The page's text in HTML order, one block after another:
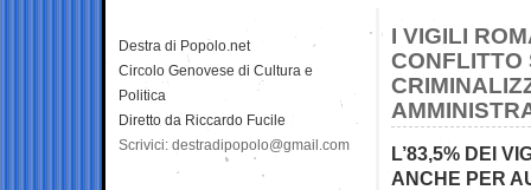
I VIGILI
CONFLITTO
L’83,5% DEI
ANCHE PER
Destra di Popolo.net
Circolo Genovese di Cultura e
Politica
Diretto da Riccardo Fucile
Scrivici: destradipopolo@gmail.com